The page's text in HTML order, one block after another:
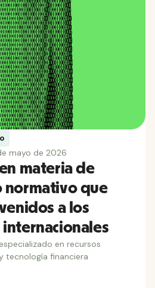
mayo de 2026
materia de
normativo que
a los
en recursos
tecnología financiera